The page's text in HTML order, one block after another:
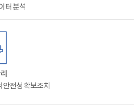
터 분석
안전성 확보조치